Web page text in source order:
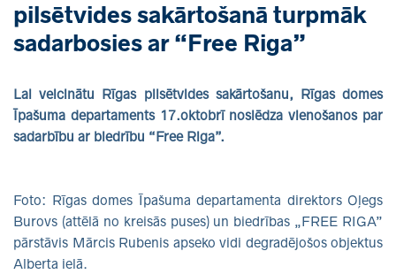
pilsētvides sakārtošanā turpmāk
sadarbosies ar “Free Riga”
Lai veicinātu Rīgas pilsētvides sakārtošanu, Rīgas domes
Īpašuma departaments 17.oktobrī noslēdza vienošanos par
sadarbību ar biedrību “Free Riga”.
Foto: Rīgas domes Īpašuma departamenta direktors Oļegs
Burovs (attēlā no kreisās puses) un biedrības „FREE RIGA”
pārstāvis Mārcis Rubenis apseko vidi degradējošos objektus
Alberta ielā.